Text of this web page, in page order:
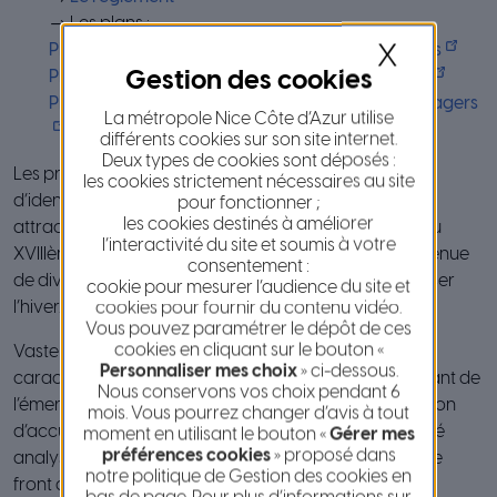
→ Les plans :
Plan n°1 : Délimitation du périmètre et des secteurs
Plan n°2 : Typologie des constructions existantes
Plan n°3 : Éléments patrimoniaux urbains et paysagers
Les premières phases d’étude de l’A.V.A.P., ont permis
d’identifier les spécificités et la singularité de cette ville
attractive de la Riviera, qui s’est constituée dès la fin du
XVIIIème siècle afin d’accueillir une société nouvelle venue
de divers horizons et se retrouvant à Nice pour y passer
l’hiver.
Vaste ensemble urbain comprenant des secteurs aux
caractéristiques architecturales et urbaines témoignant de
l’émergence et des mutations successives de la fonction
d’accueil touristique, le territoire d’étude de l’AVAP a été
analysé suivant 3 situations paysagères spécifiques, le
front de mer et la Promenade des Anglais depuis les
X
La métropole Nice Côte d’Azur utilise
différents cookies sur son site internet.
Deux types de cookies sont déposés :
les cookies strictement nécessaires au site
pour fonctionner ;
les cookies destinés à améliorer
l’interactivité du site et soumis à votre
consentement :
cookie pour mesurer l’audience du site et
cookies pour fournir du contenu vidéo.
Vous pouvez paramétrer le dépôt de ces
cookies en cliquant sur le bouton «
Personnaliser mes choix» ci-dessous.
Nous conservons vos choix pendant 6
mois. Vous pourrez changer d’avis à tout
moment en utilisant le bouton «Gérer mes
préférences cookies» proposé dans
notre politique de Gestion des cookies en